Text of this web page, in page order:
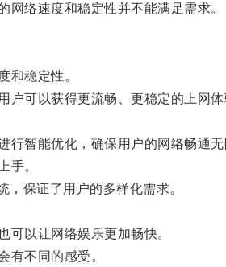
络速度和稳定性并不能满足需求。
稳定性。
可以获得更流畅、更稳定的上网体
智能优化，确保用户的网络畅通无
手。
保证了用户的多样化需求。
以让网络娱乐更加畅快。
不同的感受。